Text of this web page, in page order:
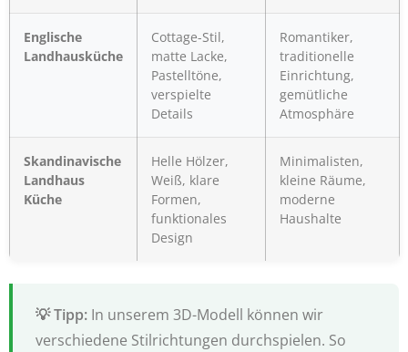
Englische
Landhausküche
Cottage-Stil,
matte Lacke,
Pastelltöne,
verspielte
Details
Romantiker,
traditionelle
Einrichtung,
gemütliche
Atmosphäre
Skandinavische
Landhaus
Küche
Helle Hölzer,
Weiß, klare
Formen,
funktionales
Design
Minimalisten,
kleine Räume,
moderne
Haushalte
In unserem 3D-Modell können wir
verschiedene Stilrichtungen durchspielen. So